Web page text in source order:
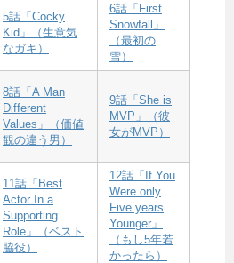
5話「Cocky
Kid」（生意気
なガキ）
6話「First
Snowfall」
（最初の
雪）
8話「A Man
Different
Values」（価値
観の違う男）
9話「She is
MVP」（彼
女がMVP）
11話「Best
Actor In a
Supporting
Role」（ベスト
脇役）
12話「If You
Were only
Five years
Younger」
（もし5年若
かったら）